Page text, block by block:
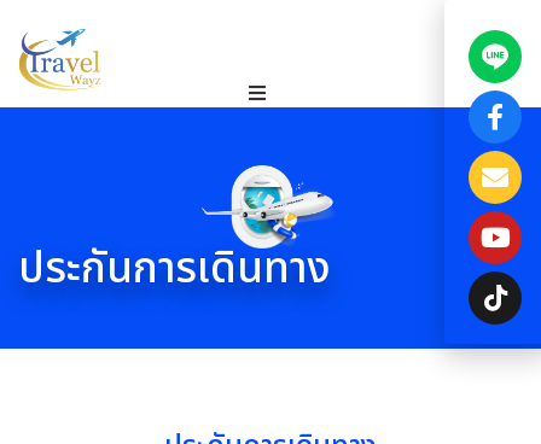
ประกันการเดินทาง